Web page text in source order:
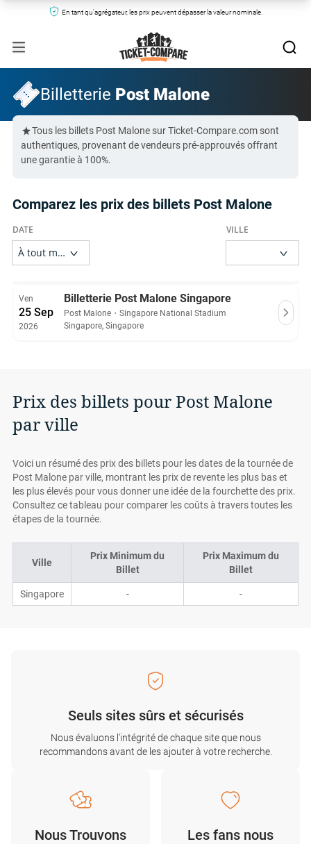
En tant qu'agrégateur, les prix peuvent dépasser la valeur nominale.
Billetterie Post Malone
Tous les billets Post Malone sur Ticket-Compare.com sont
authentiques, provenant de vendeurs pré-approuvés offrant
une garantie à 100%.
Comparez les prix des billets Post Malone
Ven
25 Sep
2026
Billetterie Post Malone Singapore
Post Malone ・ Singapore National Stadium
Singapore, Singapore
Prix des billets pour Post Malone
par ville
Voici un résumé des prix des billets pour les dates de la tournée de
Post Malone par ville, montrant les prix de revente les plus bas et
les plus élevés pour vous donner une idée de la fourchette des prix.
Consultez ce tableau pour comparer les coûts à travers toutes les
étapes de la tournée.
Ville
Prix Minimum du
Billet
Prix Maximum du
Billet
Singapore - -
Seuls sites sûrs et sécurisés
Nous évaluons l'intégrité de chaque site que nous
recommandons avant de les ajouter à votre recherche.
Nous Trouvons
Les fans nous